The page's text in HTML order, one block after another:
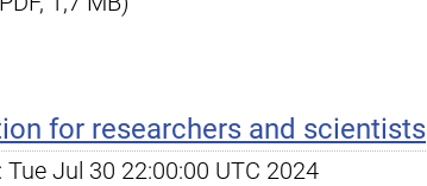
for researchers and scientists
Jul 30 22:00:00 UTC 2024